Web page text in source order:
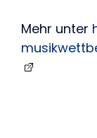
Mehr unter